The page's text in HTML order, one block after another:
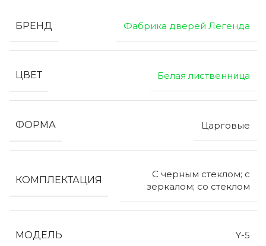
БРЕНД Фабрика дверей Легенда
ЦВЕТ Белая лиственница
ФОРМА Царговые
КОМПЛЕКТАЦИЯ
С черным стеклом; с
зеркалом; со стеклом
МОДЕЛЬ Y-5